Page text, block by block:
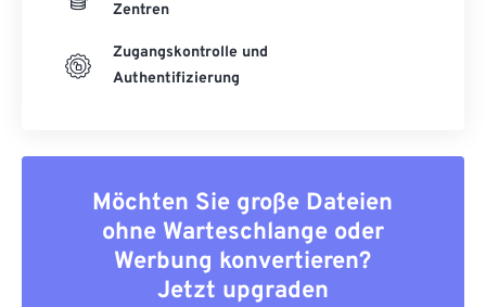
Zentren
Zugangskontrolle und
Authentifizierung
Möchten Sie große Dateien
ohne Warteschlange oder
Werbung konvertieren?
Jetzt upgraden